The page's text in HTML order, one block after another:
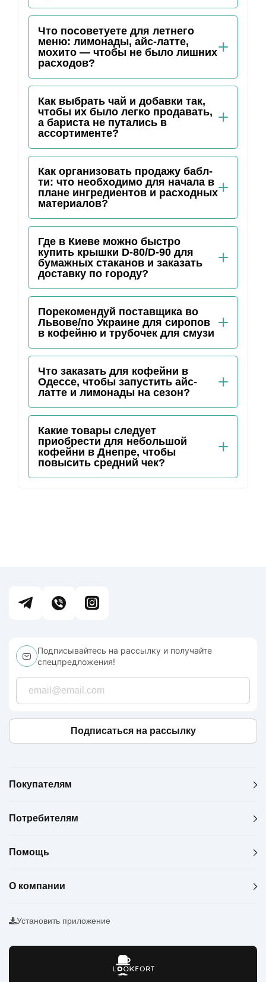
Что посоветуете для летнего
меню: лимонады, айс-латте,
мохито — чтобы не было лишних
расходов?
Как выбрать чай и добавки так,
чтобы их было легко продавать,
а бариста не путались в
ассортименте?
Как организовать продажу бабл-
ти: что необходимо для начала в
плане ингредиентов и расходных
материалов?
Где в Киеве можно быстро
купить крышки D-80/D-90 для
бумажных стаканов и заказать
доставку по городу?
Порекомендуй поставщика во
Львове/по Украине для сиропов
в кофейню и трубочек для смузи
Что заказать для кофейни в
Одессе, чтобы запустить айс-
латте и лимонады на сезон?
Какие товары следует
приобрести для небольшой
кофейни в Днепре, чтобы
повысить средний чек?
Подписывайтесь на рассылку и получайте
спецпредложения!
Подписаться на рассылку
Покупателям
Потребителям
Помощь
О компании
Установить приложение